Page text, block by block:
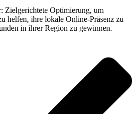
Zielgerichtete Optimierung, um
helfen, ihre lokale Online-Präsenz zu
in ihrer Region zu gewinnen.